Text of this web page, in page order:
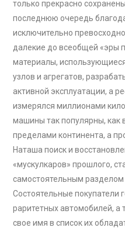
только прекрасно
последнюю очередь
исключительно
далекие до всеобщей «эры
материалы,
узлов и агрегатов,
активной эксплуатации, а
измерялся миллионами
машины так популярны, как
пределами континента, а
Наташа поиск и
«мускулкаров» прошлого,
самостоятельным
Состоятельные покупатели
раритетных автомобилей, а
свое имя в список их